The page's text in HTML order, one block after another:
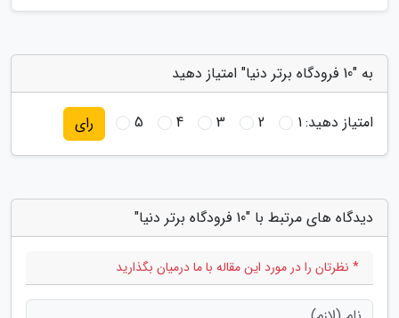
به "10 فرودگاه برتر دنیا" امتیاز دهید
امتیاز دهید:1
2
3
4
5 رای
دیدگاه های مرتبط با "10 فرودگاه برتر دنیا"
* نظرتان را در مورد این مقاله با ما درمیان بگذارید